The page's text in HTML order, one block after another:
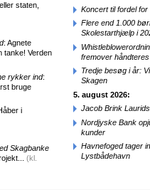
staten,
: Agnete
tanke! Verden
rykker ind:
bruge
i
Skagbanke
(kl.
Koncert til fordel
Flere end 1.000
Skolestarthjælp i
fremover
Tredje besøg i år:
Skagen
5. august 2026:
Jacob Brink
Nordjyske Bank
kunder
Havnefoged tager
Lystbådehavn